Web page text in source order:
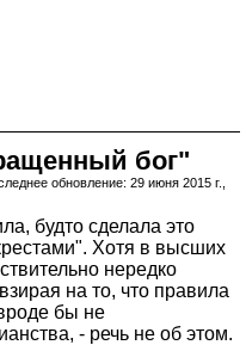
бог"
обновление: 29 июня 2015 г.,
будто сделала это
Хотя в высших
нередко
на то, что правила
бы не
- речь не об этом.